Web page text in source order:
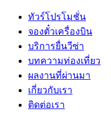
ทัวร์โปรโมชั่น
จองตั๋วเครื่องบิน
บริการยื่นวีซ่า
บทความท่องเที่ยว
ผลงานที่ผ่านมา
เกี่ยวกับเรา
ติดต่อเรา